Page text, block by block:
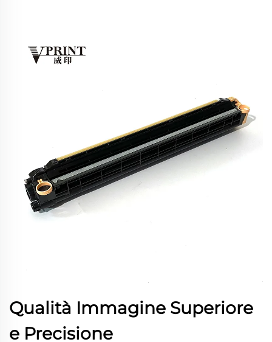
Qualità Immagine Superiore
e Precisione